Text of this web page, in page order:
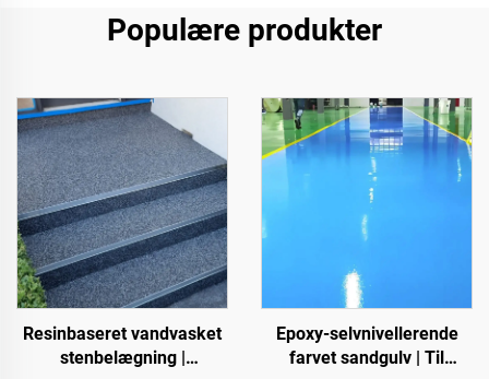
Populære produkter
Resinbaseret vandvasket
stenbelægning |
Epoxy-selvnivellerende
farvet sandgulv | Til